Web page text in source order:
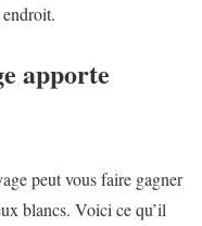
apporte
peut vous faire gagner
blancs. Voici ce qu’il